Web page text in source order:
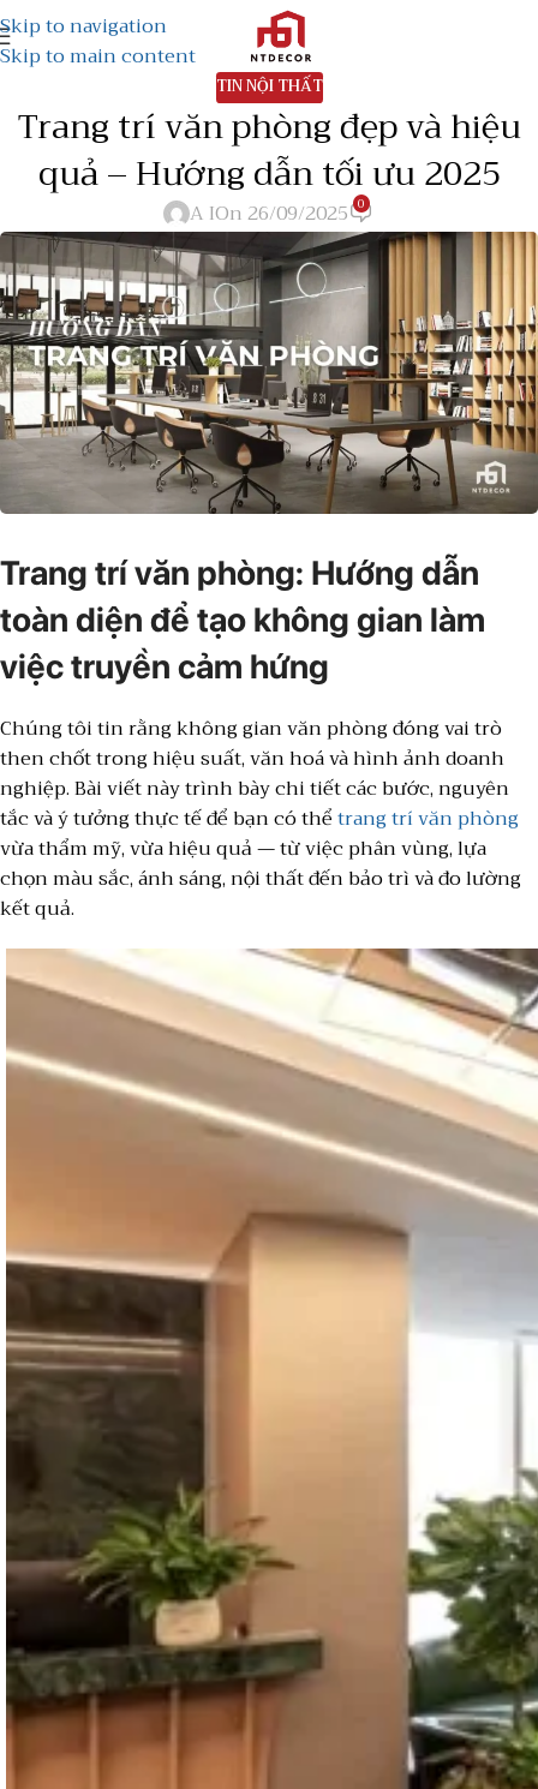
Skip to navigation
Skip to main content
TIN NỘI THẤT
Trang trí văn phòng đẹp và hiệu
quả – Hướng dẫn tối ưu 2025
A IOn 26/09/2025 0
Trang trí văn phòng: Hướng dẫn
toàn diện để tạo không gian làm
việc truyền cảm hứng
Chúng tôi tin rằng không gian văn phòng đóng vai trò
then chốt trong hiệu suất, văn hoá và hình ảnh doanh
nghiệp. Bài viết này trình bày chi tiết các bước, nguyên
tắc và ý tưởng thực tế để bạn có thểtrang trí văn phòng
vừa thẩm mỹ, vừa hiệu quả — từ việc phân vùng, lựa
chọn màu sắc, ánh sáng, nội thất đến bảo trì và đo lường
kết quả.